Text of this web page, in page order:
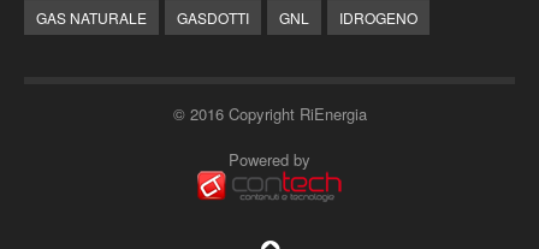
GAS NATURALE
GASDOTTI GNL IDROGENO
© 2016 Copyright RiEnergia
Powered by